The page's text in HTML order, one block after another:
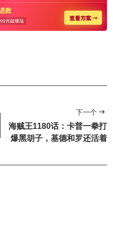
下一个
海贼王1180话：卡普一拳打
爆黑胡子，基德和罗还活着